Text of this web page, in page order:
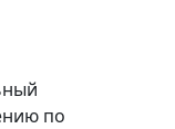
по